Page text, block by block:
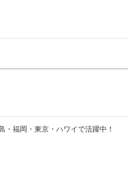
・福岡・東京・ハワイで活躍中！